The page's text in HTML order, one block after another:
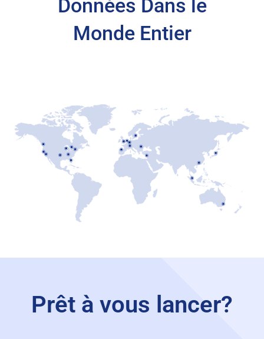
Données Dans le
Monde Entier
Prêt à vous lancer?